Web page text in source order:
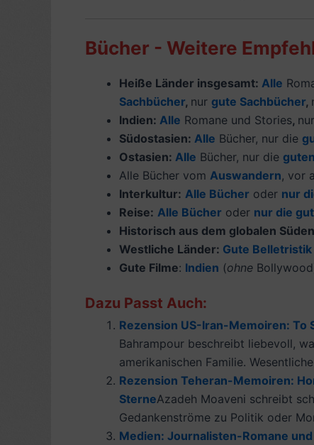
Bücher - Weitere
Heiße Länder insgesamt: Alle
Sachbücher, nur gute Sachbücher,
Indien: Alle Romane und Stories,
Südostasien: Alle Bücher, nur die
Ostasien: Alle Bücher, nur die guten
Alle Bücher vom Auswandern, vor
Interkultur: Alle Bücher oder nur
Reise: Alle Bücher oder nur die
Historisch aus dem globalen
Westliche Länder: Gute Belletristik
Gute Filme: Indien (ohne
Dazu Passt Auch:
Rezension US-Iran-Memoiren: To
Bahrampour beschreibt liebevoll,
amerikanischen Familie.
Rezension Teheran-Memoiren:
SterneAzadeh Moaveni schreibt
Gedankenströme zu Politik oder
Medien: Journalisten-Romane